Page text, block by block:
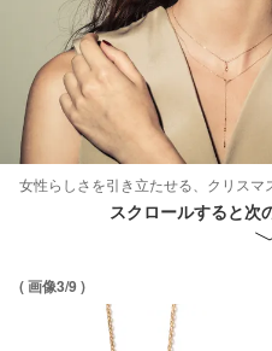
女性らしさを引き立たせる、クリスマ
スクロールすると次
( 画像3/9 )